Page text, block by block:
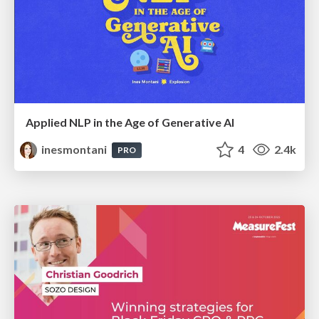
Applied NLP in the Age of Generative AI
inesmontani
PRO 4 2.4k